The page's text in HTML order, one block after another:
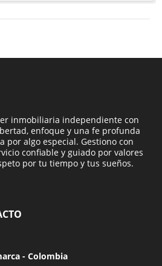
inmobiliaria independiente con
enfoque y una fe profunda
por algo especial. Gestiono con
confiable y guiado por valores
por tu tiempo y tus sueños.
- Colombia